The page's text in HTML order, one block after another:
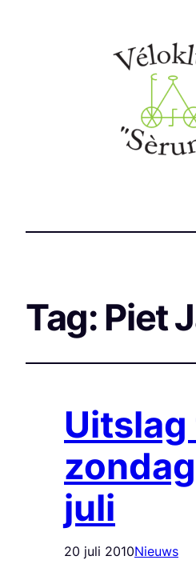
Tag: Piet
juli
20 juli 2010Nieuws